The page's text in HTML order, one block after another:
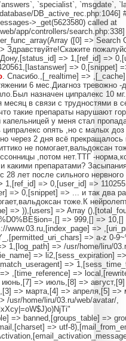
`specialist`, `msgdate`,
DB_active_rec.php:1046]
>_get(5623580) called at
app/controllers/
([0] => Search
=> 1,[ref_id] =>
=> 0,[snippet]
. Спасибо.,[_realtime] =>
6 мес.Диагноз тревожно -
назначен ципралекс 10
в связи с трудностями в
такие препараты нарушают
у меня стал
опять ,но с малых
через 2 дня всё прекращалось
не помогает,вальдоксан
,потом нет.ТТГ -
препаратами?
лет после сильного нервного
=> 0,[user_id] =>
=> 0,[snippet] => ... и так два
тоже.К
=> )),[users] => Array
=> 999,[] =>
www.03.ru,[index_page] =>
=> a-z 0-
1,[log_path] => /usr/home/liru/
=> li2,[sess_expiration]
=>
,[time_reference] =>
=> июль,[8] => август,[9]
=> марта,[4] => апреля,[5]
/usr/home/liru/03.ru/web/avatar/,
=> banned,[groups_table] =>
=> utf-